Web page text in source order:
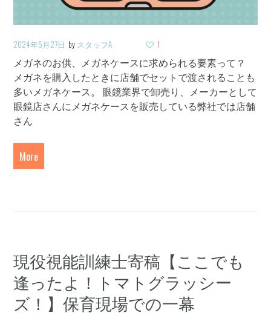
2024年5月27日 by スタッフA 1
メガネのお供、メガネケースに求められる要素って？
メガネを購入したときに店舗でセットで渡されることも
多いメガネケース。 眼鏡業界で卸売り、メーカーとして
眼鏡店さんにメガネケースを販売している弊社では店舗
さん
More
現役視能訓練士寄稿【ここでも
逢ったよ！トマトグラッシー
ズ！】保育現場での一幕